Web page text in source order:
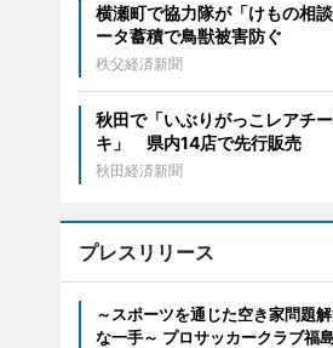
横瀬町で協力隊が「けもの相
ータ蓄積で鳥獣被害防ぐ
秩父経済新聞
秋田で「いぶりがっこレアチ
キ」 県内14店で先行販売
秋田経済新聞
プレスリリース
～スポーツを通じた空き家問題
な一手～ プロサッカークラブ福